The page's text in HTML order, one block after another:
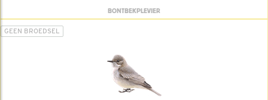
BONTBEKPLEVIER
GEEN BROEDSEL